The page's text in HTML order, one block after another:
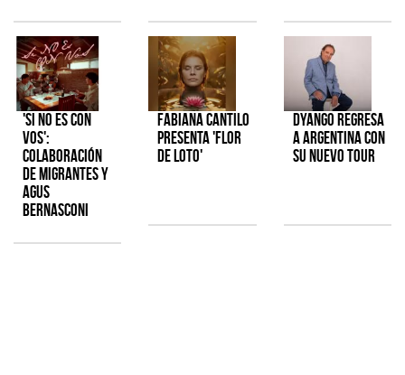
'Si No Es Con
Vos':
colaboración
de Migrantes y
Agus
Bernasconi
Fabiana Cantilo
presenta 'Flor
de Loto'
Dyango regresa
a Argentina con
su nuevo tour